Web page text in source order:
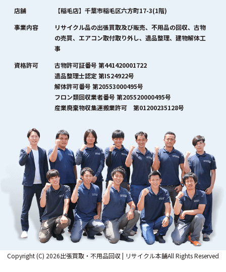
店舗
【稲毛店】千葉市稲毛区六方町17-3(1階)
事業内容
リサイクル品の出張買取及び販売、不用品の回収、古物
の売買、エアコン取付取り外し、遺品整理、建物解体工
事
資格許可
古物許可証番号 第441420001722
遺品整理士認定 第IS24922号
解体許可番号 第20553000495号
フロン類回収業者番号 第205520000495号
産業廃棄物収集運搬業許可 第01200235128号
Copyright (C) 2026出張買取・不用品回収 | リサイクル本舗All Rights Reserved